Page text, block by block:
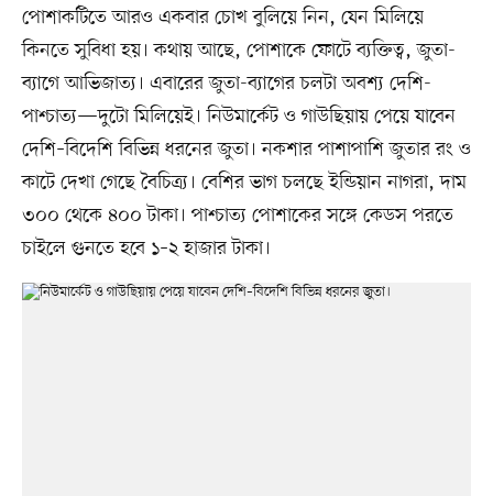
পোশাকটিতে আরও একবার চোখ বুলিয়ে নিন, যেন মিলিয়ে
কিনতে সুবিধা হয়। কথায় আছে, পোশাকে ফোটে ব্যক্তিত্ব, জুতা-
ব্যাগে আভিজাত্য। এবারের জুতা-ব্যাগের চলটা অবশ্য দেশি-
পাশ্চাত্য—দুটো মিলিয়েই। নিউমার্কেট ও গাউছিয়ায় পেয়ে যাবেন
দেশি–বিদেশি বিভিন্ন ধরনের জুতা। নকশার পাশাপাশি জুতার রং ও
কাটে দেখা গেছে বৈচিত্র্য। বেশির ভাগ চলছে ইন্ডিয়ান নাগরা, দাম
৩০০ থেকে ৪০০ টাকা। পাশ্চাত্য পোশাকের সঙ্গে কেডস পরতে
চাইলে গুনতে হবে ১–২ হাজার টাকা।